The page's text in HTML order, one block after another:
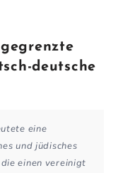
deutsche
eine
und jüdisches
einen vereinigt